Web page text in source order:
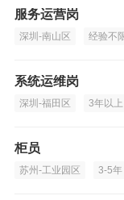
服务运营岗
深圳-南山区 经验不
系统运维岗
深圳-福田区 3年以上
柜员
苏州-工业园区 3-5年